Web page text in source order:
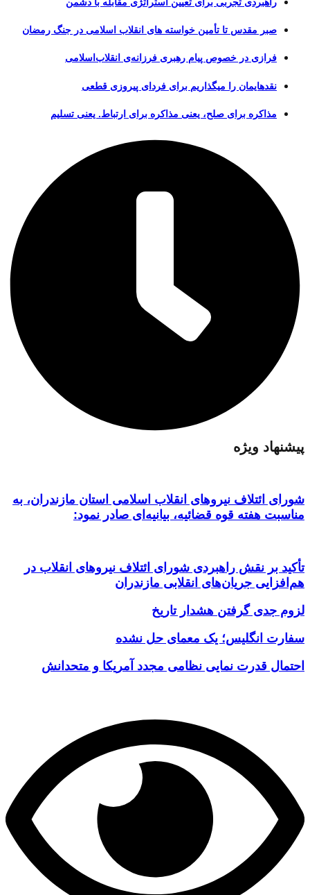
صبر مقدس تا تأمین خواسته های انقلاب اسلامی در جنگ رمضان
فرازی در خصوص پیام رهبری فرزانه‌ی انقلاب‌اسلامی
نقدهایمان را میگذاریم برای فردای پیروزی قطعی
مذاکره برای صلح، یعنی مذاکره برای ارتباط. یعنی تسلیم
پیشنهاد ویژه
شورای ائتلاف نیروهای انقلاب اسلامی استان مازندران، به
مناسبت هفته قوه قضائیه، بیانیه‌ای صادر نمود:
تأکید بر نقش راهبردی شورای ائتلاف نیروهای انقلاب در
هم‌افزایی جریان‌های انقلابی مازندران
لزوم جدی گرفتن هشدار تاریخ
سفارت انگلیس؛ یک معمای حل نشده
احتمال قدرت نمایی نظامی مجدد آمریکا و متحدانش